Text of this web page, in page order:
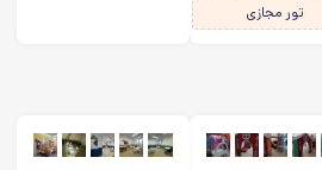
تور مجازی